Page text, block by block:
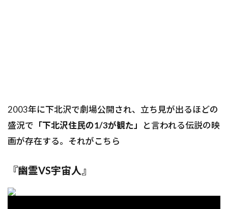
2003年に下北沢で劇場公開され、立ち見が出るほどの
盛況で 「下北沢住民の1/3が観た」
と言われる伝説の映
画が存在する。それがこちら
『幽霊VS宇宙人』